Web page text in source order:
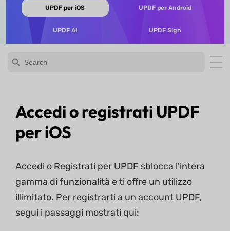
UPDF per iOS UPDF per Android
UPDF AI UPDF Sign
Accedi o registrati UPDF
per iOS
Accedi o Registrati per UPDF sblocca l'intera
gamma di funzionalità e ti offre un utilizzo
illimitato. Per registrarti a un account UPDF,
segui i passaggi mostrati qui: